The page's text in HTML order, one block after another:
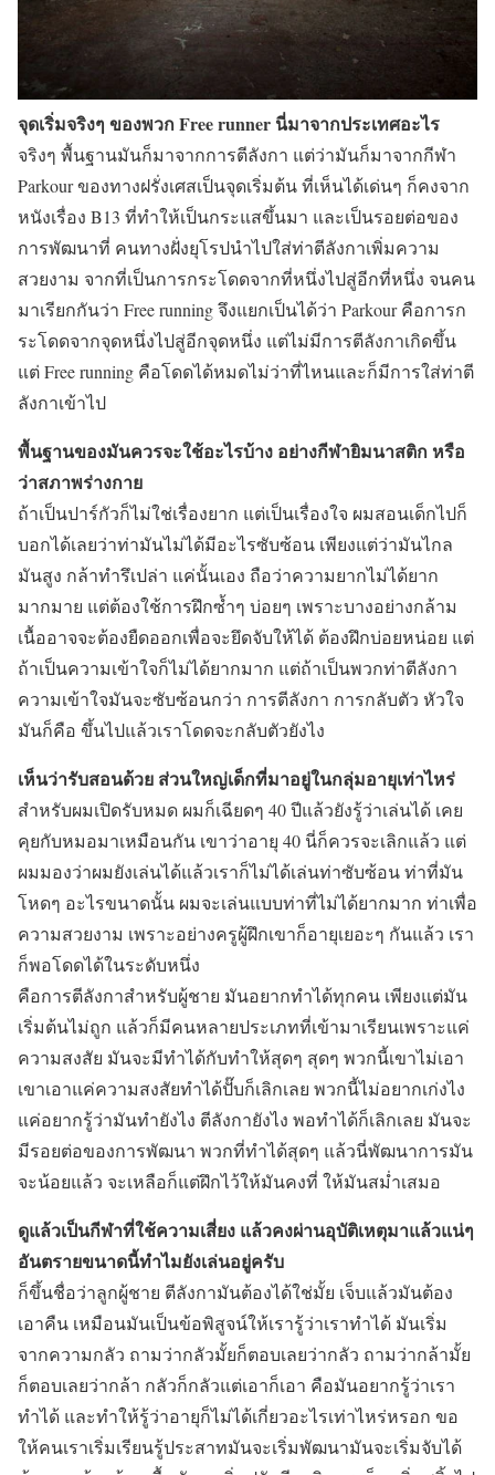
จุดเริ่มจริงๆ ของพวก Free runner นี่มาจากประเทศอะไร
จริงๆ พื้นฐานมันก็มาจากการตีลังกา แต่ว่ามันก็มาจากกีฬา
Parkour ของทางฝรั่งเศสเป็นจุดเริ่มต้น ที่เห็นได้เด่นๆ ก็คงจาก
หนังเรื่อง B13 ที่ทำให้เป็นกระแสขึ้นมา และเป็นรอยต่อของ
การพัฒนาที่ คนทางฝั่งยุโรปนำไปใส่ท่าตีลังกาเพิ่มความ
สวยงาม จากที่เป็นการกระโดดจากที่หนึ่งไปสู่อีกที่หนึ่ง จนคน
มาเรียกกันว่า Free running จึงแยกเป็นได้ว่า Parkour คือการก
ระโดดจากจุดหนึ่งไปสู่อีกจุดหนึ่ง แต่ไม่มีการตีลังกาเกิดขึ้น
แต่ Free running คือโดดได้หมดไม่ว่าที่ไหนและก็มีการใส่ท่าตี
ลังกาเข้าไป
พื้นฐานของมันควรจะใช้อะไรบ้าง อย่างกีฬายิมนาสติก หรือ
ว่าสภาพร่างกาย
ถ้าเป็นปาร์กัวก็ไม่ใช่เรื่องยาก แต่เป็นเรื่องใจ ผมสอนเด็กไปก็
บอกได้เลยว่าท่ามันไม่ได้มีอะไรซับซ้อน เพียงแต่ว่ามันไกล
มันสูง กล้าทำรึเปล่า แค่นั้นเอง ถือว่าความยากไม่ได้ยาก
มากมาย แต่ต้องใช้การฝึกซ้ำๆ บ่อยๆ เพราะบางอย่างกล้าม
เนื้ออาจจะต้องยืดออกเพื่อจะยึดจับให้ได้ ต้องฝึกบ่อยหน่อย แต่
ถ้าเป็นความเข้าใจก็ไม่ได้ยากมาก แต่ถ้าเป็นพวกท่าตีลังกา
ความเข้าใจมันจะซับซ้อนกว่า การตีลังกา การกลับตัว หัวใจ
มันก็คือ ขึ้นไปแล้วเราโดดจะกลับตัวยังไง
เห็นว่ารับสอนด้วย ส่วนใหญ่เด็กที่มาอยู่ในกลุ่มอายุเท่าไหร่
สำหรับผมเปิดรับหมด ผมก็เฉียดๆ 40 ปีแล้วยังรู้ว่าเล่นได้ เคย
คุยกับหมอมาเหมือนกัน เขาว่าอายุ 40 นี่ก็ควรจะเลิกแล้ว แต่
ผมมองว่าผมยังเล่นได้แล้วเราก็ไม่ได้เล่นท่าซับซ้อน ท่าที่มัน
โหดๆ อะไรขนาดนั้น ผมจะเล่นแบบท่าที่ไม่ได้ยากมาก ท่าเพื่อ
ความสวยงาม เพราะอย่างครูผู้ฝึกเขาก็อายุเยอะๆ กันแล้ว เรา
ก็พอโดดได้ในระดับหนึ่ง
คือการตีลังกาสำหรับผู้ชาย มันอยากทำได้ทุกคน เพียงแต่มัน
เริ่มต้นไม่ถูก แล้วก็มีคนหลายประเภทที่เข้ามาเรียนเพราะแค่
ความสงสัย มันจะมีทำได้กับทำให้สุดๆ สุดๆ พวกนี้เขาไม่เอา
เขาเอาแค่ความสงสัยทำได้ปั๊บก็เลิกเลย พวกนี้ไม่อยากเก่งไง
แค่อยากรู้ว่ามันทำยังไง ตีลังกายังไง พอทำได้ก็เลิกเลย มันจะ
มีรอยต่อของการพัฒนา พวกที่ทำได้สุดๆ แล้วนี่พัฒนาการมัน
จะน้อยแล้ว จะเหลือก็แต่ฝึกไว้ให้มันคงที่ ให้มันสม่ำเสมอ
ดูแล้วเป็นกีฬาที่ใช้ความเสี่ยง แล้วคงผ่านอุบัติเหตุมาแล้วแน่ๆ
อันตรายขนาดนี้ทำไมยังเล่นอยู่ครับ
ก็ขึ้นชื่อว่าลูกผู้ชาย ตีลังกามันต้องได้ใช่มั้ย เจ็บแล้วมันต้อง
เอาคืน เหมือนมันเป็นข้อพิสูจน์ให้เรารู้ว่าเราทำได้ มันเริ่ม
จากความกลัว ถามว่ากลัวมั้ยก็ตอบเลยว่ากลัว ถามว่ากล้ามั้ย
ก็ตอบเลยว่ากล้า กลัวก็กลัวแต่เอาก็เอา คือมันอยากรู้ว่าเรา
ทำได้ และทำให้รู้ว่าอายุก็ไม่ได้เกี่ยวอะไรเท่าไหร่หรอก ขอ
ให้คนเราเริ่มเรียนรู้ประสาทมันจะเริ่มพัฒนามันจะเริ่มจับได้